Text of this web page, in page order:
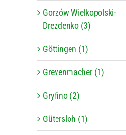
Gorzów Wielkopolski-
Drezdenko (3)
Göttingen (1)
Grevenmacher (1)
Gryfino (2)
Gütersloh (1)